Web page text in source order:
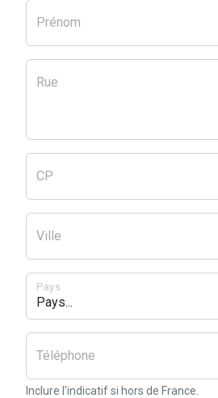
Prénom
Rue
CP
Ville
Pays
Téléphone
Inclure l'indicatif si hors de France.